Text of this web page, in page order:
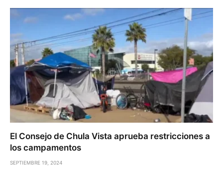
El Consejo de Chula Vista aprueba restricciones a
los campamentos
SEPTIEMBRE 19, 2024